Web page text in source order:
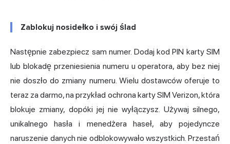
Zablokuj nosidełko i swój ślad
Następnie zabezpiecz sam numer. Dodaj kod PIN karty SIM
lub blokadę przeniesienia numeru u operatora, aby bez niej
nie doszło do zmiany numeru. Wielu dostawców oferuje to
teraz za darmo, na przykład ochrona karty SIM Verizon, która
blokuje zmiany, dopóki jej nie wyłączysz. Używaj silnego,
unikalnego hasła i menedżera haseł, aby pojedyncze
naruszenie danych nie odblokowywało wszystkich. Przestań